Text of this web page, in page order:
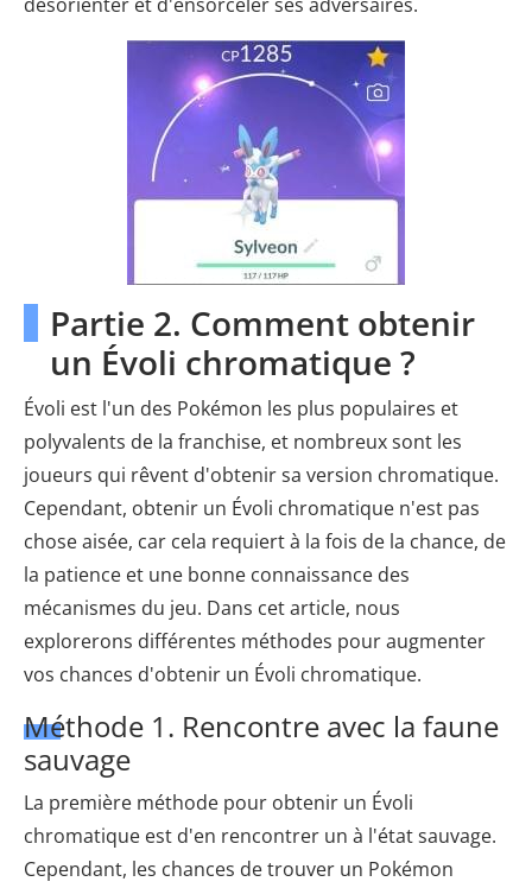
Partie 2. Comment obtenir
un Évoli chromatique ?
Évoli est l'un des Pokémon les plus populaires et
polyvalents de la franchise, et nombreux sont les
joueurs qui rêvent d'obtenir sa version chromatique.
Cependant, obtenir un Évoli chromatique n'est pas
chose aisée, car cela requiert à la fois de la chance, de
la patience et une bonne connaissance des
mécanismes du jeu. Dans cet article, nous
explorerons différentes méthodes pour augmenter
vos chances d'obtenir un Évoli chromatique.
Méthode 1. Rencontre avec la faune
sauvage
La première méthode pour obtenir un Évoli
chromatique est d'en rencontrer un à l'état sauvage.
Cependant, les chances de trouver un Pokémon